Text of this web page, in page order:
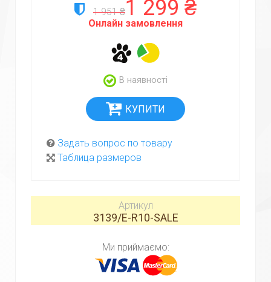
1 951 ₴1 299 ₴
Онлайн замовлення
В наявності
Задать вопрос по товару
Таблица размеров
Артикул
3139/E-R10-SALE
Ми приймаємо: